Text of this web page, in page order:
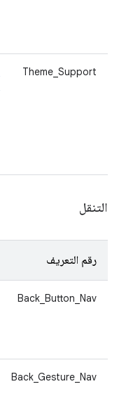
Theme_Support
التنقل
رقم التعريف
Back_Button_Nav
Back_Gesture_Nav